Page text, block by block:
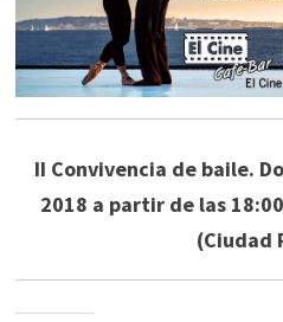
II Convivencia de baile.
2018 a partir de las
(Ciudad